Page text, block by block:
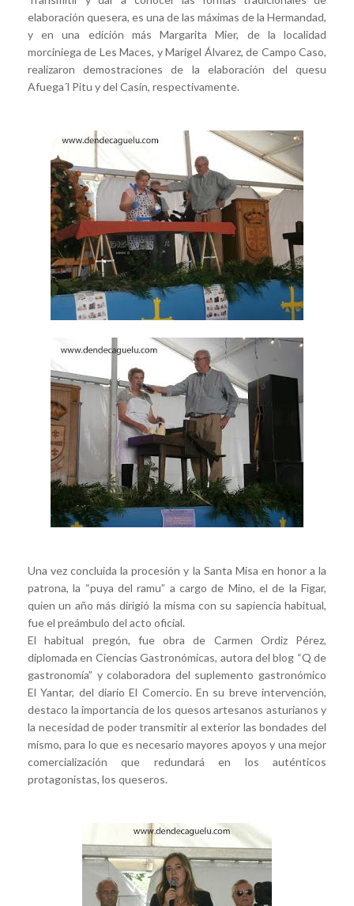
elaboración quesera, es una de las máximas de la Hermandad,
y en una edición más Margarita Mier, de la localidad
morciniega de Les Maces, y Marigel Álvarez, de Campo Caso,
realizaron demostraciones de la elaboración del quesu
Afuega´l Pitu y del Casín, respectivamente.
Una vez concluida la procesión y la Santa Misa en honor a la
patrona, la “puya del ramu” a cargo de Mino, el de la Figar,
quien un año más dirigió la misma con su sapiencia habitual,
fue el preámbulo del acto oficial.
El habitual pregón, fue obra de Carmen Ordiz Pérez,
diplomada en Ciencias Gastronómicas, autora del blog “Q de
gastronomía” y colaboradora del suplemento gastronómico
El Yantar, del diario El Comercio. En su breve intervención,
destaco la importancia de los quesos artesanos asturianos y
la necesidad de poder transmitir al exterior las bondades del
mismo, para lo que es necesario mayores apoyos y una mejor
comercialización que redundará en los auténticos
protagonistas, los queseros.